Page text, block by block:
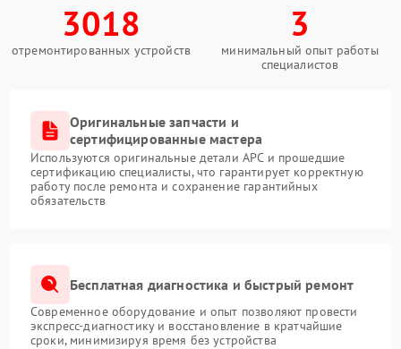
3018
отремонтированных устройств
3
минимальный опыт работы
специалистов
Оригинальные запчасти и
сертифицированные мастера
Используются оригинальные детали APC и прошедшие
сертификацию специалисты, что гарантирует корректную
работу после ремонта и сохранение гарантийных
обязательств
Бесплатная диагностика и быстрый ремонт
Современное оборудование и опыт позволяют провести
экспресс-диагностику и восстановление в кратчайшие
сроки, минимизируя время без устройства